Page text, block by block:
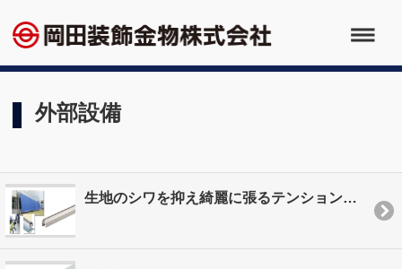
外部設備
生地のシワを抑え綺麗に張るテンションバーの新アイテム